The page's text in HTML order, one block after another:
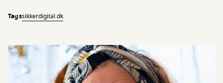
Tagssikkerdigital.dk